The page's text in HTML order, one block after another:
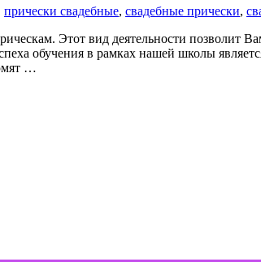
прически свадебные, свадебные прически,
Этот вид деятельности позволит
обучения в рамках нашей школы
…